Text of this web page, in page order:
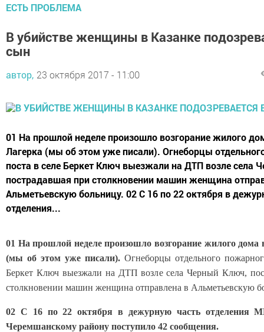
ЕСТЬ ПРОБЛЕМА
В убийстве женщины в Казанке
сын
автор, 23 октября 2017 - 11:00
01 На прошлой неделе произошло возгорание жилого
Лагерка (мы об этом уже писали). Огнеборцы
поста в селе Беркет Ключ выезжали на ДТП возле села
пострадавшая при столкновении машин женщина
Альметьевскую больницу. 02 С 16 по 22 октября в
отделения...
01 На прошлой неделе произошло возгорание жилого дома
(мы об этом уже писали). Огнеборцы отдельного
Беркет Ключ выезжали на ДТП возле села Черный Ключ,
столкновении машин женщина отправлена в Альметьевскую
02 С 16 по 22 октября в дежурную часть отделения
Черемшанскому району поступило 42 сообщения.